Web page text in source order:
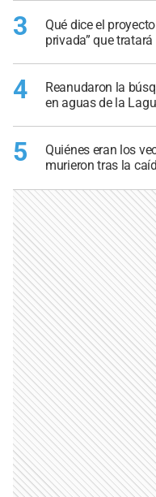
3
Qué dice el
privada” que
4
Reanudaron la
en aguas de la
5
Quiénes eran los
murieron tras la